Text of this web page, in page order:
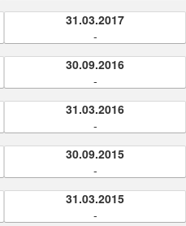
31.03.2017
-
30.09.2016
-
31.03.2016
-
30.09.2015
-
31.03.2015
-